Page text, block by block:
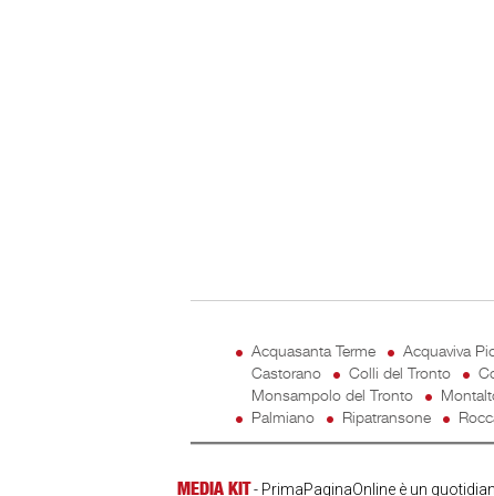
Acquasanta Terme Acquaviva
Castorano
Colli del Tronto
Monsampolo del Tronto
Palmiano
Ripatransone
MEDIA KIT- PrimaPaginaOnline è un